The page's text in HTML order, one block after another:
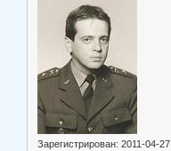
Зарегистрирован: 2011-04-27